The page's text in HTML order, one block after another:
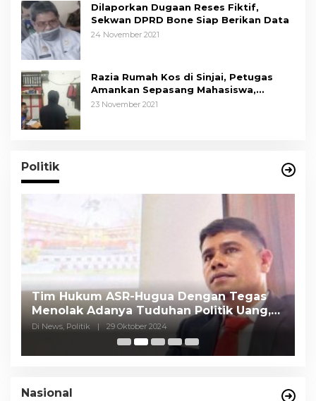
Dilaporkan Dugaan Reses Fiktif,
Sekwan DPRD Bone Siap Berikan Data
24 November 2021
Razia Rumah Kos di Sinjai, Petugas
Amankan Sepasang Mahasiswa,
Mengaku Berpacaran
23 November 2021
Politik
Tim Hukum ASR-Hugua Dengan Tegas
Menolak Adanya Tuduhan Politik Uang,
Pasar Murah Tidak Dilaksanakan Oleh
Di News, Politik | 29 Oktober 2024
Nasional